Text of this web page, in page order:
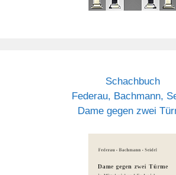
Schachbuch
Federau, Bachmann,
Dame gegen zwei